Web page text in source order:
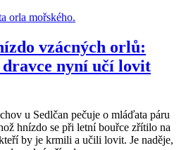
vzácných orlů:
dravce nyní učí lovit
u Sedlčan pečuje o mláďata páru
hnízdo se při letní bouřce zřítilo na
by je krmili a učili lovit. Je naděje,